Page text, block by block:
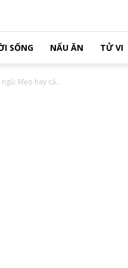
SỐNG NẤU ĂN TỬ VI
Mẹo hay cả...